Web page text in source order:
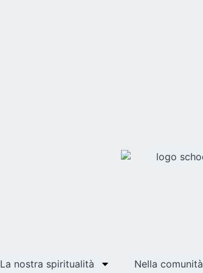
La nostra spiritualità Nella comunità